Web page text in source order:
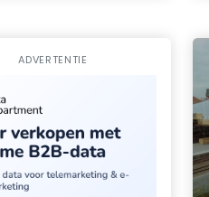
ADVERTENTIE